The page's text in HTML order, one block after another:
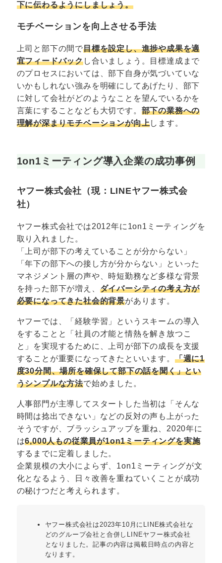
下に伝わるようにしましょう。
モチベーションを向上させる手法
上司と部下の間で目標を設定し、進捗や成果を適
宜フィードバックし合いましょう。目標達成まで
のプロセスにおいては、部下自身が気づいていな
いかもしれない強みを明確にしてあげたり、部下
に対して会社がどのようなことを望んでいるかを
言葉にすることなども大切です。 部下の業務への
理解が深まりモチベーションが向上します。
1on1ミーティング導入企業の成功事例
ヤフー株式会社（現：LINEヤフー株式会
社）
ヤフー株式会社では2012年に1on1ミーティングを
取り入れました。
「上司が部下の考えていることが分からない」
「年下の部下への接し方が分からない」といった
マネジメント層の声や、時短勤務など多様な背景
を持った部下が増え、 ダイバーシティの考え方が
必要になってきた社会的背景があります。
ヤフーでは、「経験学習」というスキームの導入
をすることと「社員の才能と情熱を解き放つこ
と」を実現するために、上司が部下の成長を支援
することが重要になってきたといいます。 「週に1
度30分間、場所を確保して部下の話を聞く」とい
うシンプルな方法で始めました。
人事部門が主導してスタートした当初は「そんな
時間は捻出できない」などの反対の声も上がった
そうですが、ブラッシュアップを重ね、2020年に
は6,000人もの従業員が1on1ミーティングを実施
するまでに定着しました。
企業規模の大小によらず、1on1ミーティングが文
化となるよう、日々改善を重ねていくことが成功
の秘けつだと考えられます。
ヤフー株式会社は2023年10月にLINE株式会社な
どのグループ会社と合併しLINEヤフー株式会社
となりました。記事の内容は掲載日時点の内容と
なります。